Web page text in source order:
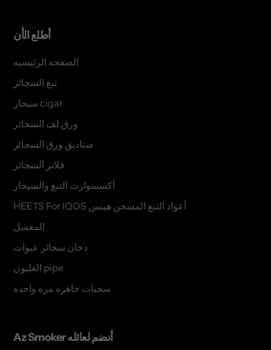
أطلع الأن
الصفحه الرئيسيه
تبغ السجائر
سيجار cigar
ورق لف السجائر
صناديق ورق السجائر
فلاتر السجائر
أكسسوارت التبغ والسيجار
HEETS For IQOS أعواد التبغ المسخن هيتس
المعسل
دخان سجائر عبوات
الغليون pipe
سحبات جاهزه مره واحده
Az Smoker أنضم لعائله